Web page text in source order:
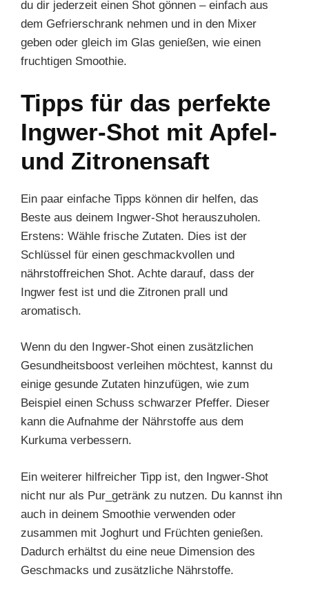
du dir jederzeit einen Shot gönnen – einfach aus
dem Gefrierschrank nehmen und in den Mixer
geben oder gleich im Glas genießen, wie einen
fruchtigen Smoothie.
Tipps für das perfekte
Ingwer-Shot mit Apfel-
und Zitronensaft
Ein paar einfache Tipps können dir helfen, das
Beste aus deinem Ingwer-Shot herauszuholen.
Erstens: Wähle frische Zutaten. Dies ist der
Schlüssel für einen geschmackvollen und
nährstoffreichen Shot. Achte darauf, dass der
Ingwer fest ist und die Zitronen prall und
aromatisch.
Wenn du den Ingwer-Shot einen zusätzlichen
Gesundheitsboost verleihen möchtest, kannst du
einige gesunde Zutaten hinzufügen, wie zum
Beispiel einen Schuss schwarzer Pfeffer. Dieser
kann die Aufnahme der Nährstoffe aus dem
Kurkuma verbessern.
Ein weiterer hilfreicher Tipp ist, den Ingwer-Shot
nicht nur als Pur_getränk zu nutzen. Du kannst ihn
auch in deinem Smoothie verwenden oder
zusammen mit Joghurt und Früchten genießen.
Dadurch erhältst du eine neue Dimension des
Geschmacks und zusätzliche Nährstoffe.